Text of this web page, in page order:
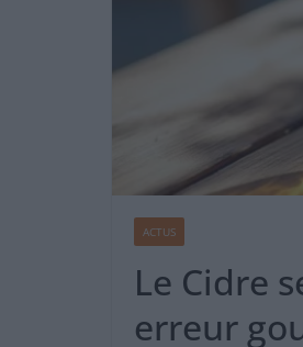
ACTUS
Le Cidre
erreur